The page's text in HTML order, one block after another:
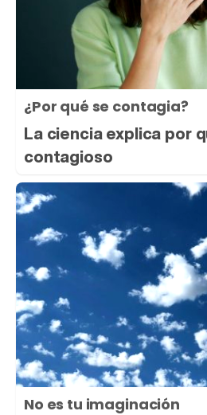
¿Por qué se contagia?
La ciencia explica por
contagioso
No es tu imaginación